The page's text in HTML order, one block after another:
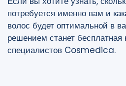
потребуется именно вам и
волос будет оптимальной в
решением станет бесплатная
специалистов Cosmedica.